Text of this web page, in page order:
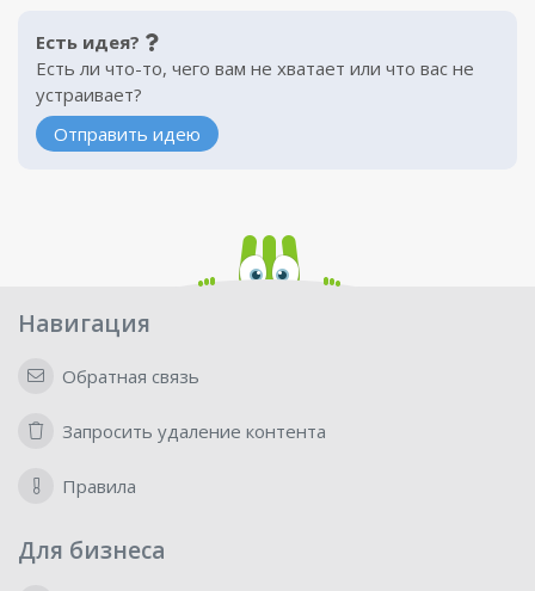
Есть идея?
Есть ли что-то, чего вам не хватает или что вас не
устраивает?
Отправить идею
Навигация
Обратная связь
Запросить удаление контента
Правила
Для бизнеса